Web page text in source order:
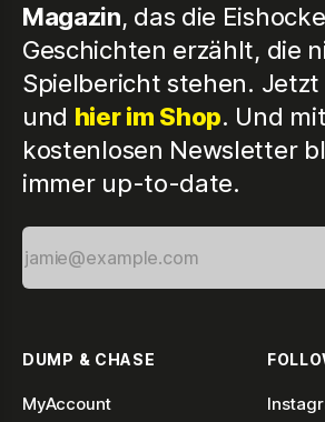
Magazin, das die
Geschichten erzählt, die
Spielbericht stehen. Jetzt
und hier im Shop. Und
kostenlosen Newsletter
immer up-to-date.
DUMP & CHASE
MyAccount